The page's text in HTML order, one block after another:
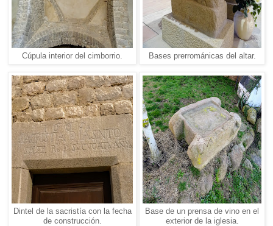
Cúpula interior del cimborrio. Bases prerrománicas del altar.
Dintel de la sacristía con la fecha
de construcción.
Base de un prensa de vino en el
exterior de la iglesia.